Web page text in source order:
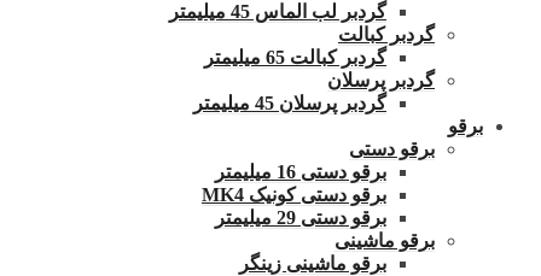
گردبر لب الماس 45 میلیمتر
گردبر کبالت
گردبر کبالت 65 میلیمتر
گردبر پرسلان
گردبر پرسلان 45 میلیمتر
برقو
برقو دستی
برقو دستی 16 میلیمتر
برقو دستی کونیک MK4
برقو دستی 29 میلیمتر
برقو ماشینی
برقو ماشینی زینگر